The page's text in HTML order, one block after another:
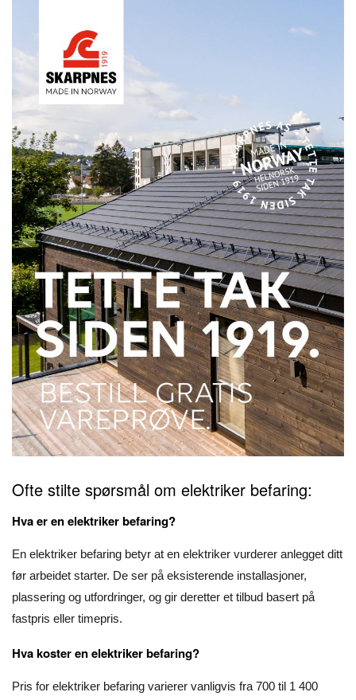
Ofte stilte spørsmål om elektriker befaring:
Hva er en elektriker befaring?
En elektriker befaring betyr at en elektriker vurderer anlegget ditt
før arbeidet starter. De ser på eksisterende installasjoner,
plassering og utfordringer, og gir deretter et tilbud basert på
fastpris eller timepris.
Hva koster en elektriker befaring?
Pris for elektriker befaring varierer vanligvis fra 700 til 1 400